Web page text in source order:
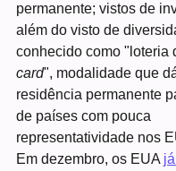
permanente; vistos de
além do visto de
conhecido como "loteria
card", modalidade que
residência permanente
de países com pouca
representatividade nos
Em dezembro, os EUA